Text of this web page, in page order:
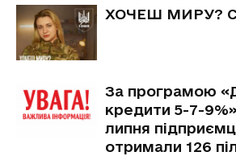
ХОЧЕШ МИРУ?
За програмою
кредити 5-7-
липня
отримали 126